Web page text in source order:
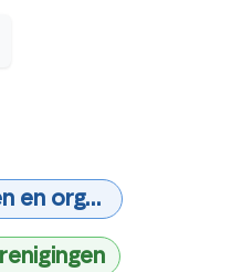
Voor bedrijven en organisaties